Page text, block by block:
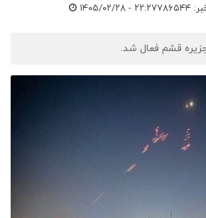
۱۴۰۵/۰۲/۲۸ - ۲۲:۲۷
جزیره قشم فعال شد.